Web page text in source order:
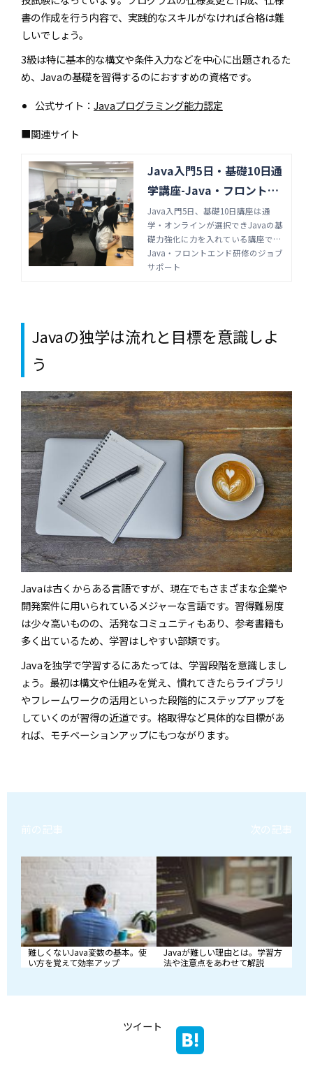
書の作成を行う内容で、実践的なスキルがなければ合格は難
しいでしょう。
3級は特に基本的な構文や条件入力などを中心に出題されるた
め、Javaの基礎を習得するのにおすすめの資格です。
公式サイト： Javaプログラミング能力認定
■関連サイト
Java入門5日・基礎10日通
学講座-Java・フロントエ
ンド研修のジョブサポート
Java入門5日、基礎10日講座は通
学・オンラインが選択できJavaの基
礎力強化に力を入れている講座で
す。スキルチェンジでJavaを学びた
い方、未経験者、待機者にJavaの基
Java・フロントエンド研修のジョブ
サポート
Javaの独学は流れと目標を意識しよ
う
Javaは古くからある言語ですが、現在でもさまざまな企業や
開発案件に用いられているメジャーな言語です。習得難易度
は少々高いものの、活発なコミュニティもあり、参考書籍も
多く出ているため、学習はしやすい部類です。
Javaを独学で学習するにあたっては、学習段階を意識しまし
ょう。最初は構文や仕組みを覚え、慣れてきたらライブラリ
やフレームワークの活用といった段階的にステップアップを
していくのが習得の近道です。格取得など具体的な目標があ
れば、モチベーションアップにもつながります。
前の記事
難しくないJava変数の基本。使
い方を覚えて効率アップ
次の記事
Javaが難しい理由とは。学習方
法や注意点をあわせて解説
ツイート